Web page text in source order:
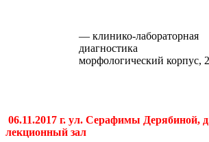
— клинико-лабораторная
морфологический корпус,
06.11.2017 г. ул. Серафимы Дерябиной,
лекционный зал